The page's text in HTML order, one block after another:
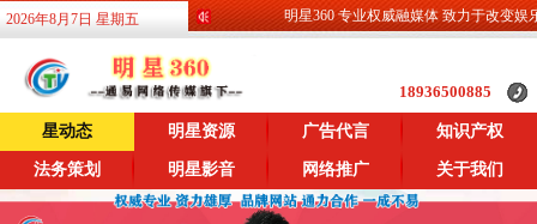
2026年8月7日 星期五 明星360 专业权威融媒体 致力于改变娱乐
18936500885
星动态 明星资源 广告代言 知识产权
法务策划 明星影音 网络推广 关于我们